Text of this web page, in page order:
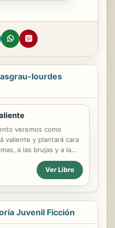
lourdes
veremos como
valiente y plantará cara
a las brujas y a la
Ver Libro
Juvenil Ficción